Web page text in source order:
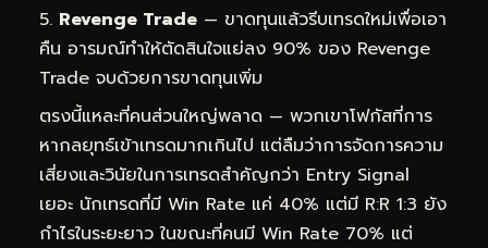
Revenge Trade — ขาดทุนแล้วรีบเทรดใหม่เพื่อเอา
คืน อารมณ์ทำให้ตัดสินใจแย่ลง 90% ของ Revenge
Trade จบด้วยการขาดทุนเพิ่ม
ตรงนี้แหละที่คนส่วนใหญ่พลาด — พวกเขาโฟกัสที่การ
หากลยุทธ์เข้าเทรดมากเกินไป แต่ลืมว่าการจัดการความ
เสี่ยงและวินัยในการเทรดสำคัญกว่า Entry Signal
เยอะ นักเทรดที่มี Win Rate แค่ 40% แต่มี R:R 1:3 ยัง
กำไรในระยะยาว ในขณะที่คนมี Win Rate 70% แต่